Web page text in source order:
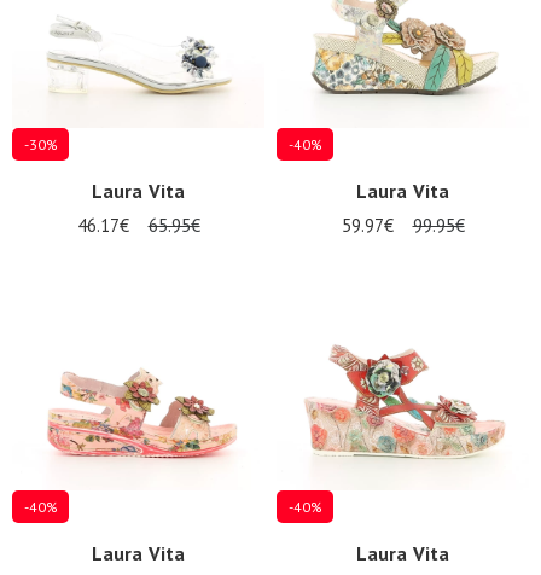
-30%
Laura Vita
46.17€ 65.95€
-40%
Laura Vita
59.97€ 99.95€
-40%
Laura Vita
-40%
Laura Vita